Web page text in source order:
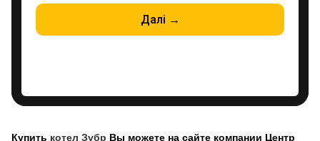
Купить котел Зубр Вы можете на сайте компании Центр